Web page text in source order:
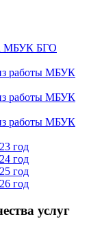
МБУК БГО
работы МБУК
работы МБУК
работы МБУК
год
год
год
год
услуг